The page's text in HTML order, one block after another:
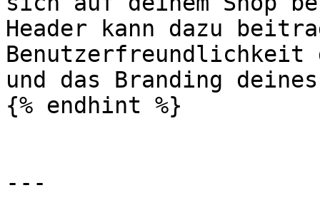
Header kann dazu
Benutzerfreundlichkeit
und das Branding
{% endhint %}
---